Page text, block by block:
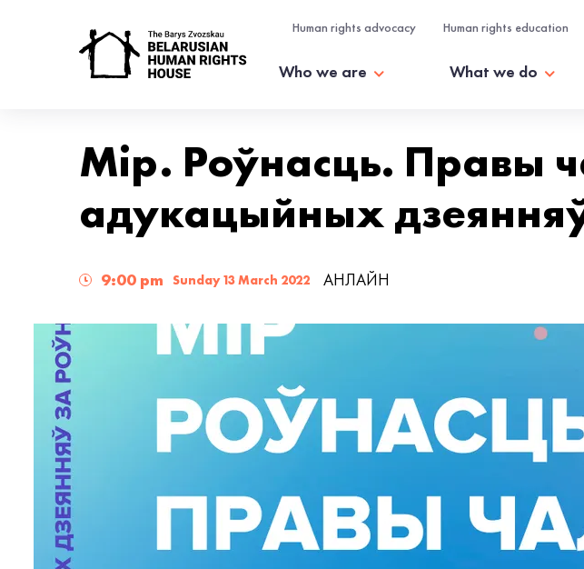
Human rights advocacy Human rights education
Who we are What we do
Мір. Роўнасць. Правы
адукацыйных
9:00 pm Sunday 13 March 2022 АНЛАЙН